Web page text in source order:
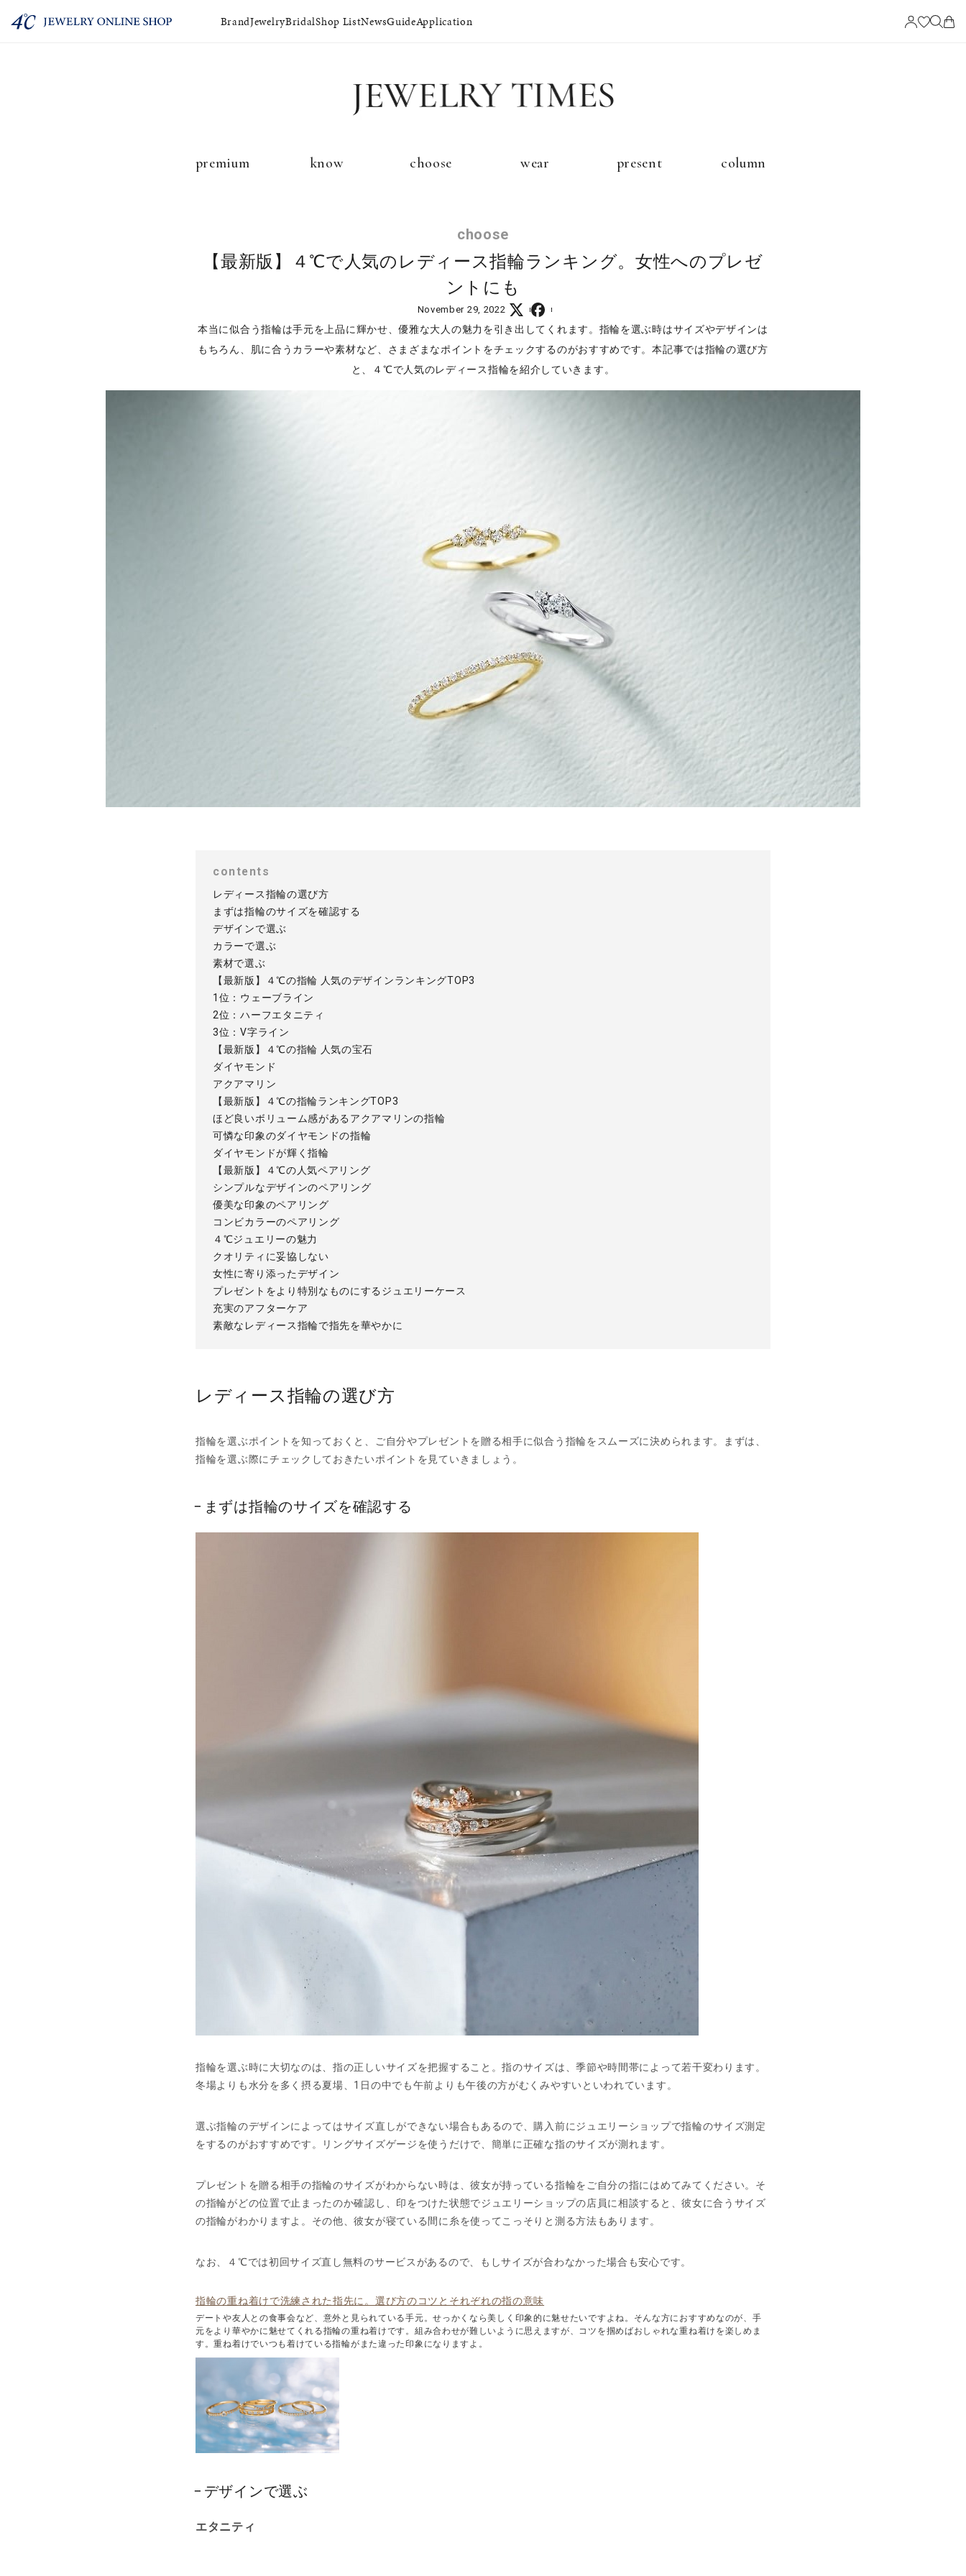
BrandJewelryBridalShop ListNewsGuide
ブライダルリングの選び方
Application
premium know choose wear present column
choose
【最新版】４℃で人気のレディース指輪ランキング。女性へのプレゼ
ントにも
November 29, 2022
本当に似合う指輪は手元を上品に輝かせ、優雅な大人の魅力を引き出してくれます。指輪を選ぶ時はサイズやデザインは
もちろん、肌に合うカラーや素材など、さまざまなポイントをチェックするのがおすすめです。本記事では指輪の選び方
と、４℃で人気のレディース指輪を紹介していきます。
contents
レディース指輪の選び方
まずは指輪のサイズを確認する
デザインで選ぶ
カラーで選ぶ
素材で選ぶ
【最新版】４℃の指輪 人気のデザインランキングTOP3
1位：ウェーブライン
2位：ハーフエタニティ
3位：V字ライン
【最新版】４℃の指輪 人気の宝石
ダイヤモンド
アクアマリン
【最新版】４℃の指輪ランキングTOP3
ほど良いボリューム感があるアクアマリンの指輪
可憐な印象のダイヤモンドの指輪
ダイヤモンドが輝く指輪
【最新版】４℃の人気ペアリング
シンプルなデザインのペアリング
優美な印象のペアリング
コンビカラーのペアリング
４℃ジュエリーの魅力
クオリティに妥協しない
女性に寄り添ったデザイン
プレゼントをより特別なものにするジュエリーケース
充実のアフターケア
素敵なレディース指輪で指先を華やかに
レディース指輪の選び方
指輪を選ぶポイントを知っておくと、ご自分やプレゼントを贈る相手に似合う指輪をスムーズに決められます。まずは、
指輪を選ぶ際にチェックしておきたいポイントを見ていきましょう。
まずは指輪のサイズを確認する
指輪を選ぶ時に大切なのは、指の正しいサイズを把握すること。指のサイズは、季節や時間帯によって若干変わります。
冬場よりも水分を多く摂る夏場、1日の中でも午前よりも午後の方がむくみやすいといわれています。
選ぶ指輪のデザインによってはサイズ直しができない場合もあるので、購入前にジュエリーショップで指輪のサイズ測定
をするのがおすすめです。リングサイズゲージを使うだけで、簡単に正確な指のサイズが測れます。
プレゼントを贈る相手の指輪のサイズがわからない時は、彼女が持っている指輪をご自分の指にはめてみてください。そ
の指輪がどの位置で止まったのか確認し、印をつけた状態でジュエリーショップの店員に相談すると、彼女に合うサイズ
の指輪がわかりますよ。その他、彼女が寝ている間に糸を使ってこっそりと測る方法もあります。
なお、４℃では初回サイズ直し無料のサービスがあるので、もしサイズが合わなかった場合も安心です。
指輪の重ね着けで洗練された指先に。選び方のコツとそれぞれの指の意味
デートや友人との食事会など、意外と見られている手元。せっかくなら美しく印象的に魅せたいですよね。そんな方におすすめなのが、手
元をより華やかに魅せてくれる指輪の重ね着けです。組み合わせが難しいように思えますが、コツを掴めばおしゃれな重ね着けを楽しめま
す。重ね着けでいつも着けている指輪がまた違った印象になりますよ。
デザインで選ぶ
エタニティ